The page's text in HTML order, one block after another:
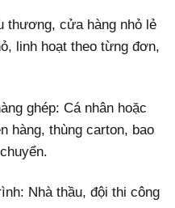
thương, cửa hàng nhỏ lẻ
linh hoạt theo từng đơn,
ghép: Cá nhân hoặc
hàng, thùng carton, bao
Nhà thầu, đội thi công